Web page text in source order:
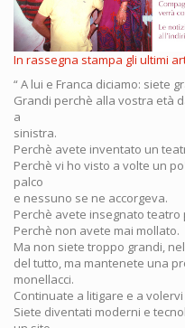
In rassegna stampa gli ultimi
“ A lui e Franca diciamo: siete
Grandi perchè alla vostra età
a
sinistra.
Perchè avete inventato un
Perchè vi ho visto a volte un
palco
e nessuno se ne accorgeva.
Perchè avete insegnato teatro
Perchè non avete mai mollato.
Ma non siete troppo grandi,
del tutto, ma mantenete una
monellacci.
Continuate a litigare e a
Siete diventati moderni e